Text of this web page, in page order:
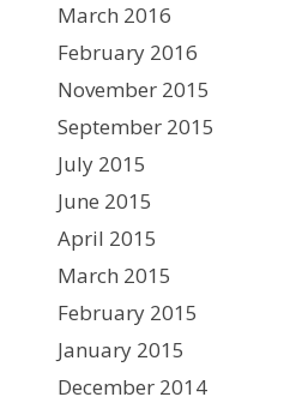
March 2016
February 2016
November 2015
September 2015
July 2015
June 2015
April 2015
March 2015
February 2015
January 2015
December 2014